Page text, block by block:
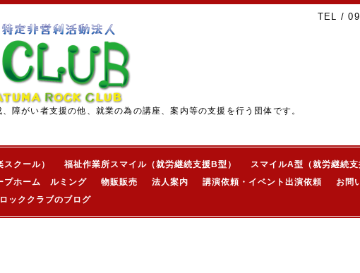
TEL /
障がい者支援の他、就業の為の講座、案内等の支援を行う団体です。
クール） 福祉作業所スマイル（就労継続支援B型）
スマイルA型（就労継続支
プホーム ルミング 物販販売 法人案内 講演依頼・イベント出演依頼
お問
ッククラブのブログ